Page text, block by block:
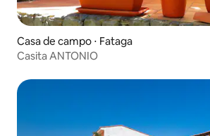
Casa de campo ⋅ Fataga
Casita ANTONIO